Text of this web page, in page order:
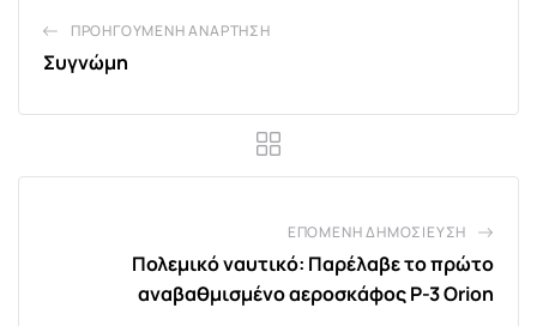
ΠΡΟΗΓΟΎΜΕΝΗ ΑΝΆΡΤΗΣΗ
Συγνώμη
ΕΠΌΜΕΝΗ ΔΗΜΟΣΊΕΥΣΗ
Πολεμικό ναυτικό: Παρέλαβε το πρώτο
αναβαθμισμένο αεροσκάφος P-3 Orion